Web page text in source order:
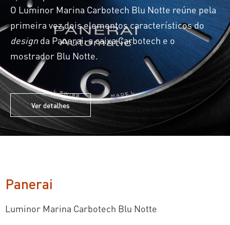
O Luminor Marina Carbotech Blu Notte reúne pela
primeira vez dois elementos característicos do
design da Panerai: a caixa Carbotech e o
mostrador Blu Notte.
Ver detalhes
Panerai
Luminor Marina Carbotech Blu Notte